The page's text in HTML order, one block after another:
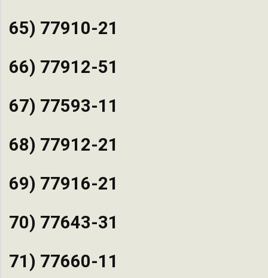
65) 77910-21
66) 77912-51
67) 77593-11
68) 77912-21
69) 77916-21
70) 77643-31
71) 77660-11